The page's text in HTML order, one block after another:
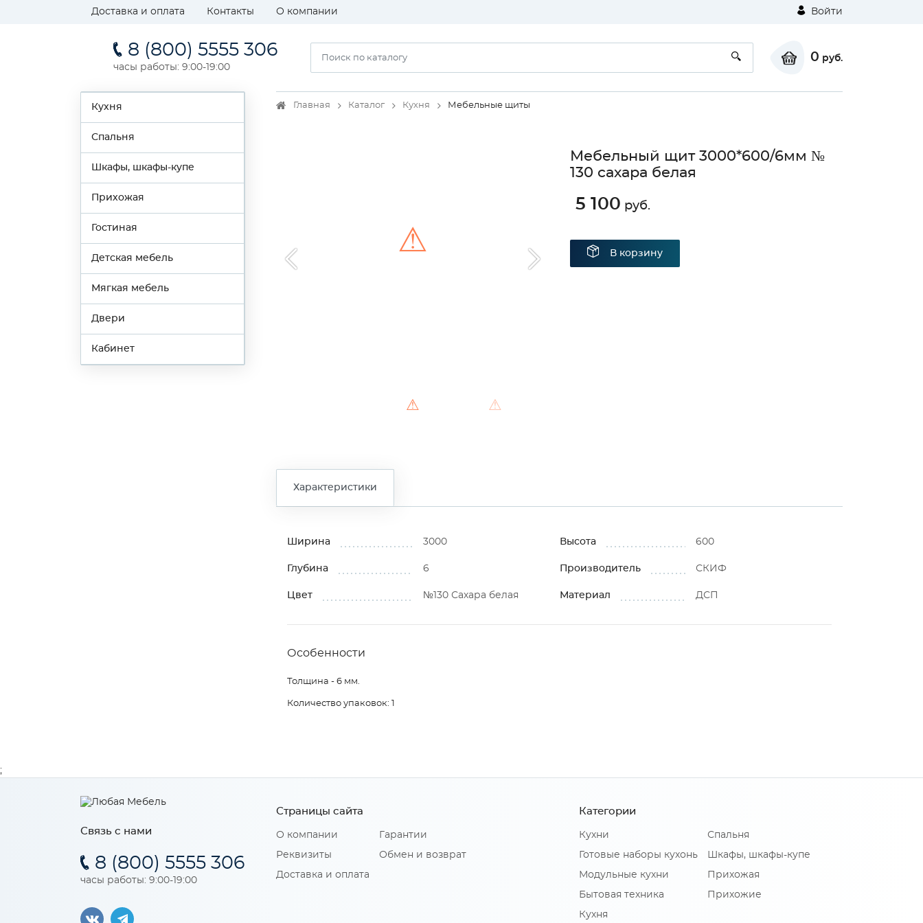
Доставка и оплата Контакты О компании Войти
8 (800) 5555 306
часы работы: 9:00-19:00
0 руб.
Кухня
Спальня
Шкафы, шкафы-купе
Прихожая
Гостиная
Детская мебель
Мягкая мебель
Двери
Кабинет
Главная Каталог Кухня Мебельные щиты
⚠ ⚠
⚠ ⚠
Мебельный щит 3000*600/6мм №
130 сахара белая
5 100 руб.
В корзину
Характеристики
Ширина 3000 Высота 600
Глубина 6 Производитель СКИФ
Цвет №130 Сахара белая Материал ДСП
Особенности
Толщина - 6 мм.
Количество упаковок: 1
Связь с нами
8 (800) 5555 306
часы работы: 9:00-19:00
Страницы сайта
О компании
Реквизиты
Доставка и оплата
Гарантии
Обмен и возврат
Категории
Кухни
Готовые наборы кухонь
Модульные кухни
Бытовая техника
Кухня
Спальня
Шкафы, шкафы-купе
Прихожая
Прихожие
;